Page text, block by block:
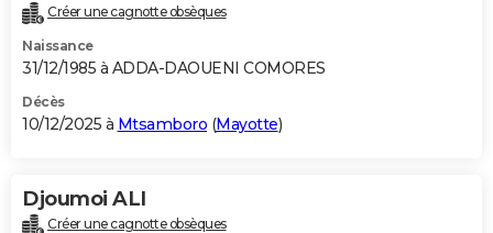
Créer une cagnotte obsèques
Naissance
31/12/1985 à ADDA-DAOUENI COMORES
Décès
10/12/2025 à Mtsamboro (Mayotte)
Djoumoi ALI
Créer une cagnotte obsèques